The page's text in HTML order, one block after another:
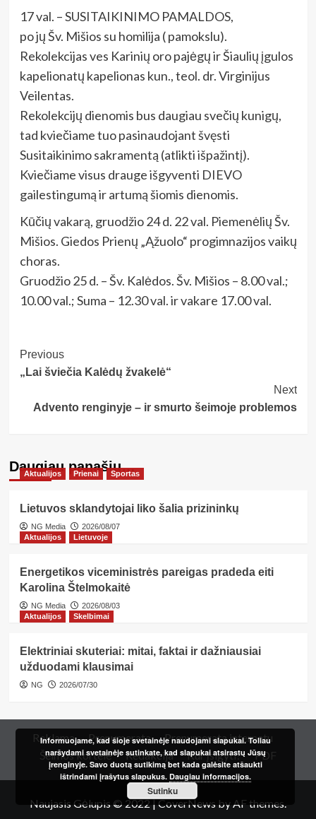
17 val. – SUSITAIKINIMO PAMALDOS,
po jų Šv. Mišios su homilija ( pamokslu).
Rekolekcijas ves Karinių oro pajėgų ir Šiaulių įgulos
kapelionatų kapelionas kun., teol. dr. Virginijus
Veilentas.
Rekolekcijų dienomis bus daugiau svečių kunigų,
tad kviečiame tuo pasinaudojant švęsti
Susitaikinimo sakramentą (atlikti išpažintį).
Kviečiame visus drauge išgyventi DIEVO
gailestingumą ir artumą šiomis dienomis.
Kūčių vakarą, gruodžio 24 d. 22 val. Piemenėlių Šv.
Mišios. Giedos Prienų „Ąžuolo“ progimnazijos vaikų
choras.
Gruodžio 25 d. – Šv. Kalėdos. Šv. Mišios – 8.00 val.;
10.00 val.; Suma – 12.30 val. ir vakare 17.00 val.
Post
Navigation
Previous
„Lai šviečia Kalėdų žvakelė“
Next
Advento renginyje – ir smurto šeimoje problemos
Daugiau panašių…
Aktualijos Prienai Sportas
Lietuvos sklandytojai liko šalia prizininkų
NG Media
2026/08/07
Aktualijos
Lietuvoje
Energetikos viceministrės pareigas pradeda eiti
Karolina Štelmokaitė
NG Media
2026/08/03
Aktualijos
Skelbimai
Elektriniai skuteriai: mitai, faktai ir dažniausiai
užduodami klausimai
NG 2026/07/30
Reklama Prenumerata
Prenumerata internetu
Šeimos kortelė
Redakcija Kur įsigyti? PDF
Naujasis Gėlupis © 2022|CoverNews by AF themes.
Informuojame, kad šioje svetainėje naudojami slapukai. Toliau
naršydami svetainėje sutinkate, kad slapukai atsirastų Jūsų
įrenginyje. Savo duotą sutikimą bet kada galėsite atšaukti
ištrindami įrašytus slapukus. Daugiau informacijos.
Sutinku